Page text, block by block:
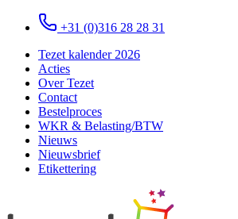
+31 (0)316 28 28 31
Tezet kalender 2026
Acties
Over Tezet
Contact
Bestelproces
WKR & Belasting/BTW
Nieuws
Nieuwsbrief
Etikettering